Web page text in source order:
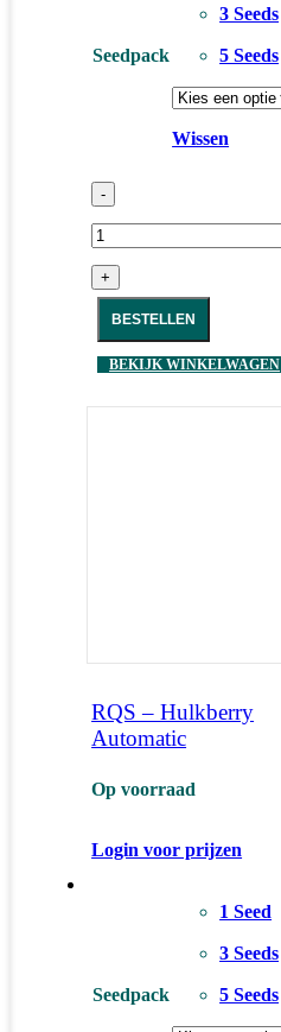
Seedpack
3 Seeds
5 Seeds
Wissen
-
+
BESTELLEN
BEKIJK WINKELWAGEN
RQS – Hulkberry
Automatic
Op voorraad
Login voor prijzen
Seedpack
1 Seed
3 Seeds
5 Seeds